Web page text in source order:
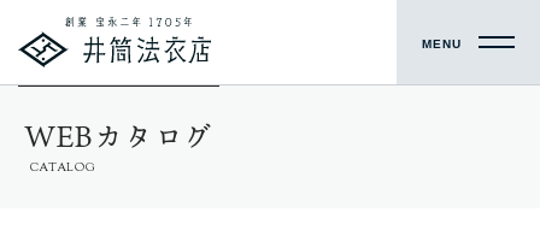
MENU
WEBカタログ
CATALOG